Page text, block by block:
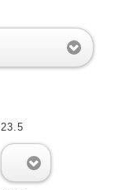
23.5